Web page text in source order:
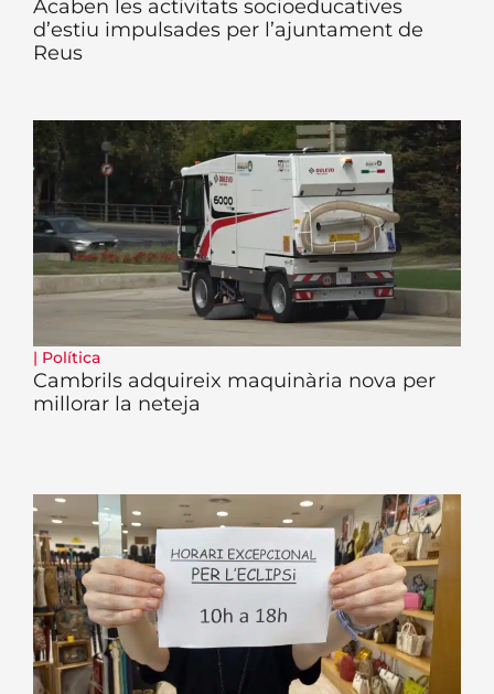
Acaben les activitats socioeducatives
d’estiu impulsades per l’ajuntament de
Reus
| Política
Cambrils adquireix maquinària nova per
millorar la neteja